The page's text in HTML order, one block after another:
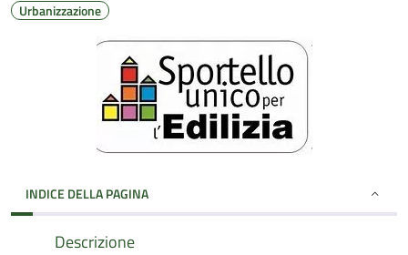
Urbanizzazione
INDICE DELLA PAGINA
Descrizione